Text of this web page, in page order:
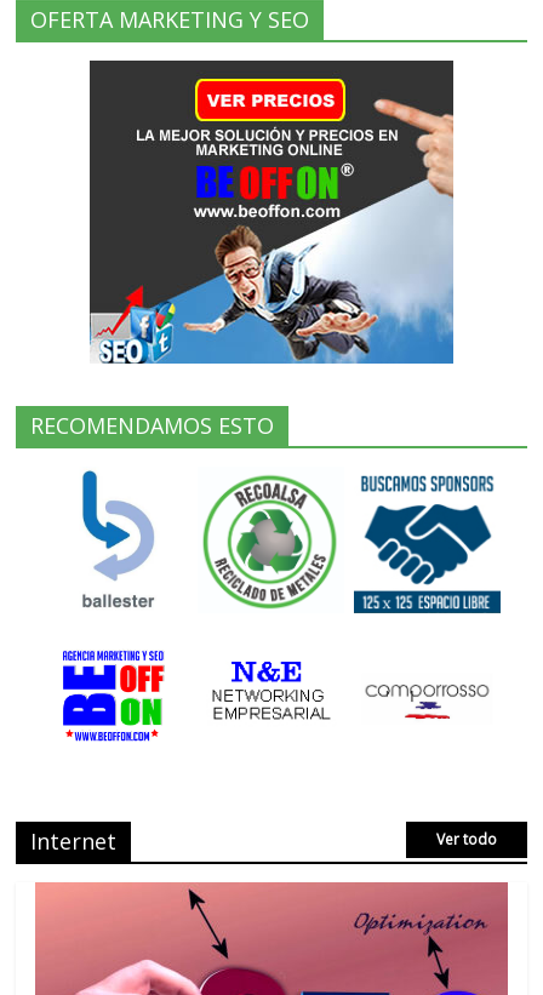
OFERTA MARKETING Y SEO
RECOMENDAMOS ESTO
Internet Ver todo